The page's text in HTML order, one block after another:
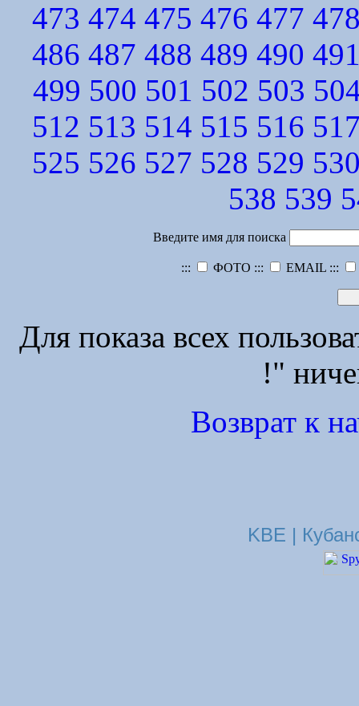
473 474 475 476 477
486 487 488 489 490
499 500 501 502 503
512 513 514 515 516
525 526 527 528 529
538 539
Введите имя для поиска
::: ФОТО ::: EMAIL :::
Для показа всех
!"
Возврат к
KBE |